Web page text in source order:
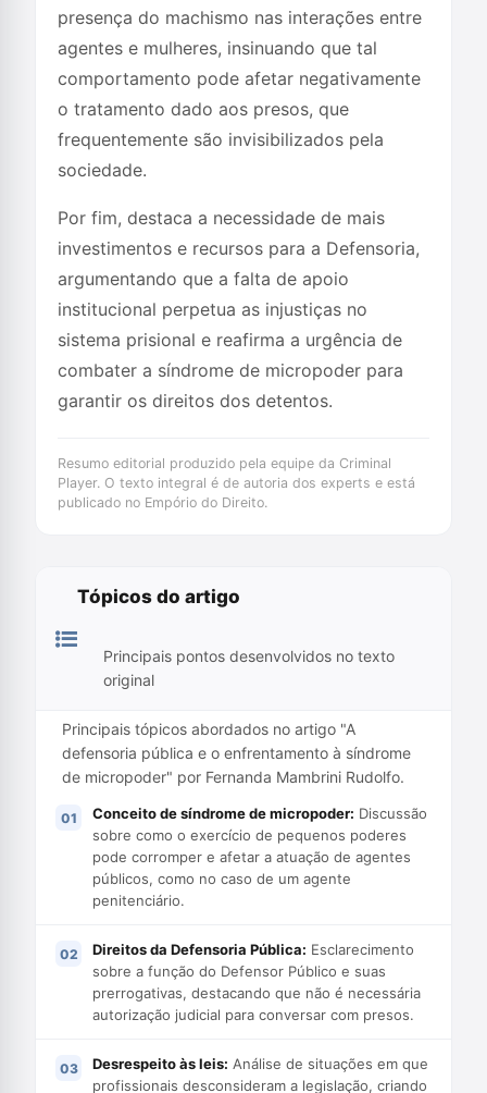
presença do machismo nas interações entre
agentes e mulheres, insinuando que tal
comportamento pode afetar negativamente
o tratamento dado aos presos, que
frequentemente são invisibilizados pela
sociedade.
Por fim, destaca a necessidade de mais
investimentos e recursos para a Defensoria,
argumentando que a falta de apoio
institucional perpetua as injustiças no
sistema prisional e reafirma a urgência de
combater a síndrome de micropoder para
garantir os direitos dos detentos.
Resumo editorial produzido pela equipe da Criminal
Player. O texto integral é de autoria dos experts e está
publicado no Empório do Direito.
Tópicos do artigo
Principais pontos desenvolvidos no texto
original
Principais tópicos abordados no artigo "A
defensoria pública e o enfrentamento à síndrome
de micropoder" por Fernanda Mambrini Rudolfo.
Conceito de síndrome de micropoder: Discussão
sobre como o exercício de pequenos poderes
pode corromper e afetar a atuação de agentes
públicos, como no caso de um agente
penitenciário.
Direitos da Defensoria Pública: Esclarecimento
sobre a função do Defensor Público e suas
prerrogativas, destacando que não é necessária
autorização judicial para conversar com presos.
Desrespeito às leis: Análise de situações em que
profissionais desconsideram a legislação, criando